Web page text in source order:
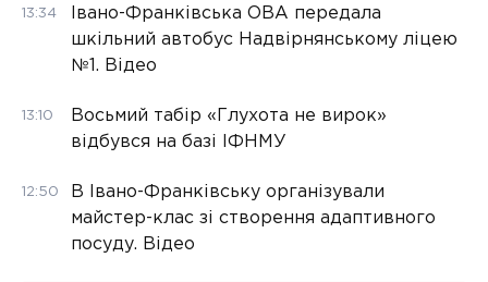
13:34
Івано-Франківська ОВА передала
шкільний автобус Надвірнянському ліцею
№1. Відео
13:10
Восьмий табір «Глухота не вирок»
відбувся на базі ІФНМУ
12:50
В Івано-Франківську організували
майстер-клас зі створення адаптивного
посуду. Відео